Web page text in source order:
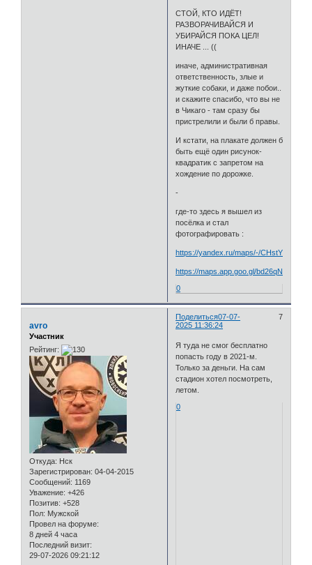
СТОЙ, КТО ИДЁТ!
РАЗВОРАЧИВАЙСЯ И
УБИРАЙСЯ ПОКА ЦЕЛ!
ИНАЧЕ ... ((
иначе, административная
ответственность, злые и
жуткие собаки, и даже побои..
и скажите спасибо, что вы не
в Чикаго - там сразу бы
пристрелили и были б правы.
И кстати, на плакате должен б
быть ещё один рисунок-
квадратик с запретом на
хождение по дорожке.
-
где-то здесь я вышел из
посёлка и стал
фотографировать :
https://yandex.ru/maps/-/CHstYMKi
https://maps.app.goo.gl/
0
Поделиться 7
07-07-
2025 11:36:24
avro
Участник
Рейтинг:
Откуда: Нск
Зарегистрирован: 04-04-2015
Сообщений: 1169
Уважение: +426
Позитив: +528
Пол: Мужской
Провел на форуме:
8 дней 4 часа
Последний визит:
29-07-2026 09:21:12
Я туда не смог бесплатно
попасть году в 2021-м.
Только за деньги. На сам
стадион хотел посмотреть,
летом.
0